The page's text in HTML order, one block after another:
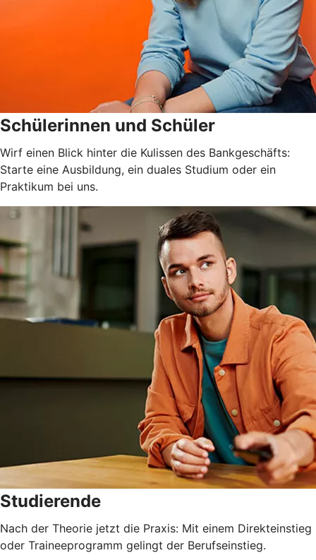
Schülerinnen und Schüler
Wirf einen Blick hinter die Kulissen des Bankgeschäfts:
Starte eine Ausbildung, ein duales Studium oder ein
Praktikum bei uns.
Studierende
Nach der Theorie jetzt die Praxis: Mit einem Direkteinstieg
oder Traineeprogramm gelingt der Berufseinstieg.